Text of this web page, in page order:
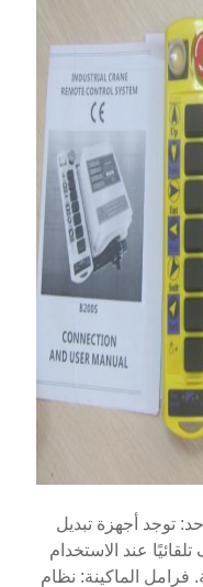
1 طن مفتاح حد: توجد أجهزة تبديل
عند الاستخدام
فرامل الماكينة: نظام